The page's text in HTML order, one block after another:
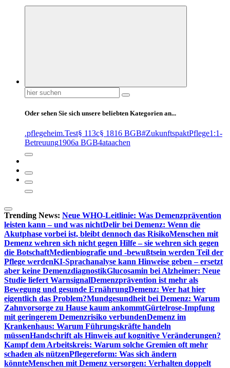
Suchen
nach:
Oder sehen Sie sich unsere beliebten Kategorien an...
.pflegeheim.Test§ 113c§ 1816 BGB#ZukunftspaktPflege1:1-
Betreuung1906a BGB4ataachen
Trending News: Neue WHO-Leitlinie: Was Demenzprävention
leisten kann – und was nichtDelir bei Demenz: Wenn die
Akutphase vorbei ist, bleibt dennoch das RisikoMenschen mit
Demenz wehren sich nicht gegen Hilfe – sie wehren sich gegen
die BotschaftMedienbiografie und -bewußtsein werden Teil der
Pflege werdenKI-Sprachanalyse kann Hinweise geben – ersetzt
aber keine DemenzdiagnostikGlucosamin bei Alzheimer: Neue
Studie liefert WarnsignalDemenzprävention ist mehr als
Bewegung und gesunde ErnährungDemenz: Wer hat hier
eigentlich das Problem?Mundgesundheit bei Demenz: Warum
Zahnvorsorge zu Hause kaum ankommtGürtelrose-Impfung
mit geringerem Demenzrisiko verbundenDemenz im
Krankenhaus: Warum Führungskräfte handeln
müssenHandschrift als Hinweis auf kognitive Veränderungen?
Kampf dem Arbeitskreis: Warum solche Gremien oft mehr
schaden als nützenPflegereform: Was sich ändern
könnteMenschen mit Demenz versorgen: Verhalten doppelt